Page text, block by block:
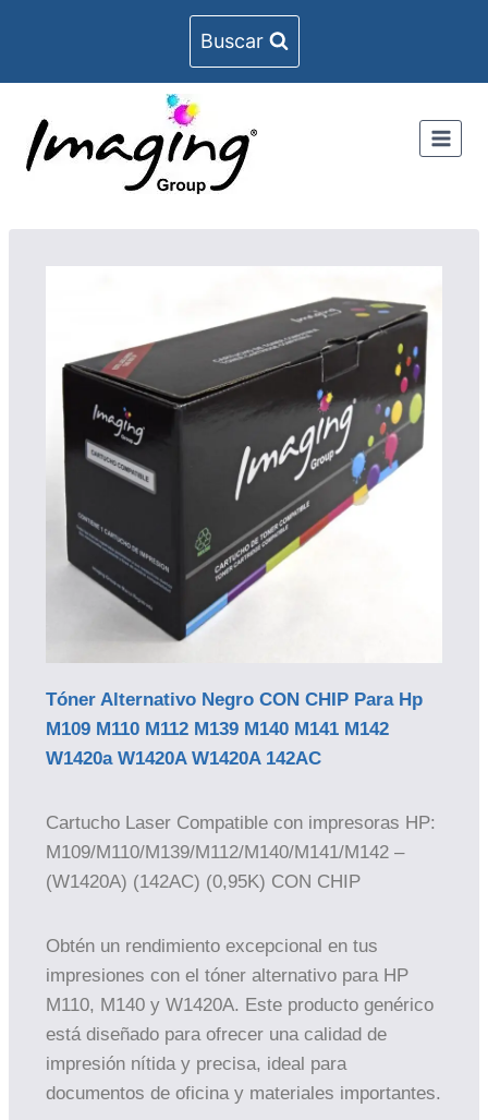
Buscar
Tóner Alternativo Negro CON CHIP Para Hp
M109 M110 M112 M139 M140 M141 M142
W1420a W1420A W1420A 142AC
Cartucho Laser Compatible con impresoras HP:
M109/M110/M139/M112/M140/M141/M142 –
(W1420A) (142AC) (0,95K) CON CHIP
Obtén un rendimiento excepcional en tus
impresiones con el tóner alternativo para HP
M110, M140 y W1420A. Este producto genérico
está diseñado para ofrecer una calidad de
impresión nítida y precisa, ideal para
documentos de oficina y materiales importantes.